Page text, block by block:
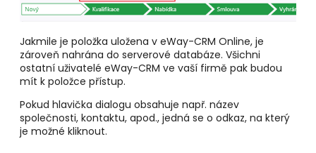
Jakmile je položka uložena v eWay-CRM Online, je
zároveň nahrána do serverové databáze. Všichni
ostatní uživatelé eWay-CRM ve vaší firmě pak budou
mít k položce přístup.
Pokud hlavička dialogu obsahuje např. název
společnosti, kontaktu, apod., jedná se o odkaz, na který
je možné kliknout.